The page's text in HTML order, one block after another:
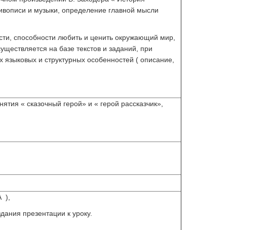
и музыки, определение главной мысли
способности любить и ценить окружающий мир,
на базе текстов и заданий, при
и структурных особенностей ( описание,
« сказочный герой» и « герой рассказчик»,
),
презентации к уроку.